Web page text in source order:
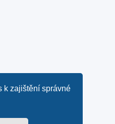
k zajištění správné